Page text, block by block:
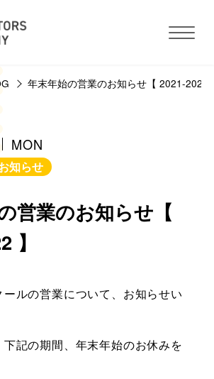
ターズアカデミーについて
ス・予約方法・料金
活動サポート
年末年始の営業のお知らせ【 2021-2022
MON
知らせ
営業のお知らせ【
】
ルの営業について、お知らせい
記の期間、年末年始のお休みを